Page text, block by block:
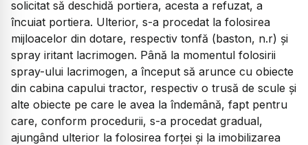
solicitat să deschidă portiera, acesta a refuzat, a
încuiat portiera. Ulterior, s-a procedat la folosirea
mijloacelor din dotare, respectiv tonfă (baston, n.r) și
spray iritant lacrimogen. Până la momentul folosirii
spray-ului lacrimogen, a început să arunce cu obiecte
din cabina capului tractor, respectiv o trusă de scule și
alte obiecte pe care le avea la îndemână, fapt pentru
care, conform procedurii, s-a procedat gradual,
ajungând ulterior la folosirea forței și la imobilizarea